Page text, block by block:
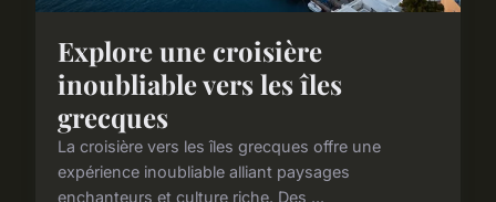
Explore une croisière
inoubliable vers les îles
grecques
La croisière vers les îles grecques offre une
expérience inoubliable alliant paysages
enchanteurs et culture riche. Des ...